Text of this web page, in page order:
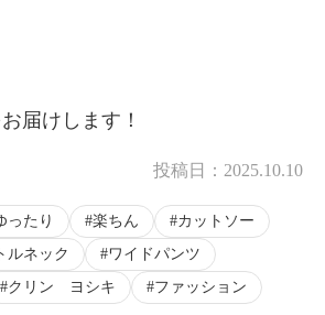
届けします！
投稿日： 2025.10.10
ったり 楽ちん
カットソー
ルネック
ワイドパンツ
クリン ヨシキ
ファッション